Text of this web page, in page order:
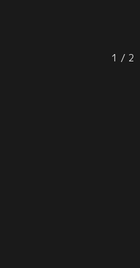
視庁の中でも機密の多い「警視庁芝
庁舎」を牛耳る“芝の女王”に関する
1